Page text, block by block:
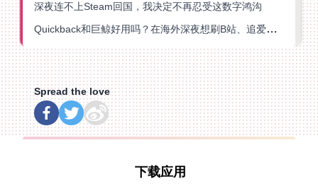
深夜连不上Steam回国，我决定不再忍受这数字鸿沟
Quickback和巨鲸好用吗？在海外深夜想刷B站、追爱奇艺的你，或许正需要这份答案
Spread the love
下载应用